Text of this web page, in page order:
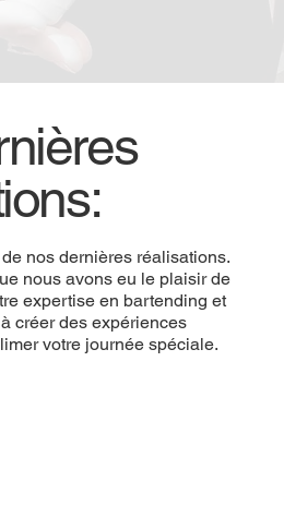
nos dernières réalisations.
nous avons eu le plaisir de
expertise en bartending et
créer des expériences
votre journée spéciale.